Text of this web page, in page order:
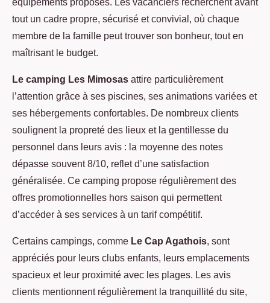
équipements proposés. Les vacanciers recherchent avant
tout un cadre propre, sécurisé et convivial, où chaque
membre de la famille peut trouver son bonheur, tout en
maîtrisant le budget.
Le camping Les Mimosas attire particulièrement
l’attention grâce à ses piscines, ses animations variées et
ses hébergements confortables. De nombreux clients
soulignent la propreté des lieux et la gentillesse du
personnel dans leurs avis : la moyenne des notes
dépasse souvent 8/10, reflet d’une satisfaction
généralisée. Ce camping propose régulièrement des
offres promotionnelles hors saison qui permettent
d’accéder à ses services à un tarif compétitif.
Certains campings, comme Le Cap Agathois, sont
appréciés pour leurs clubs enfants, leurs emplacements
spacieux et leur proximité avec les plages. Les avis
clients mentionnent régulièrement la tranquillité du site,